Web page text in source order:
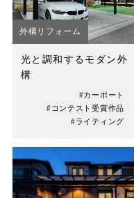
スタッフ紹介
プライバシーポリシー
サイトマップ
採用情報
外構リフォーム
光と調和するモダン外
構
#カーポート
#コンテスト受賞作品
#ライティング